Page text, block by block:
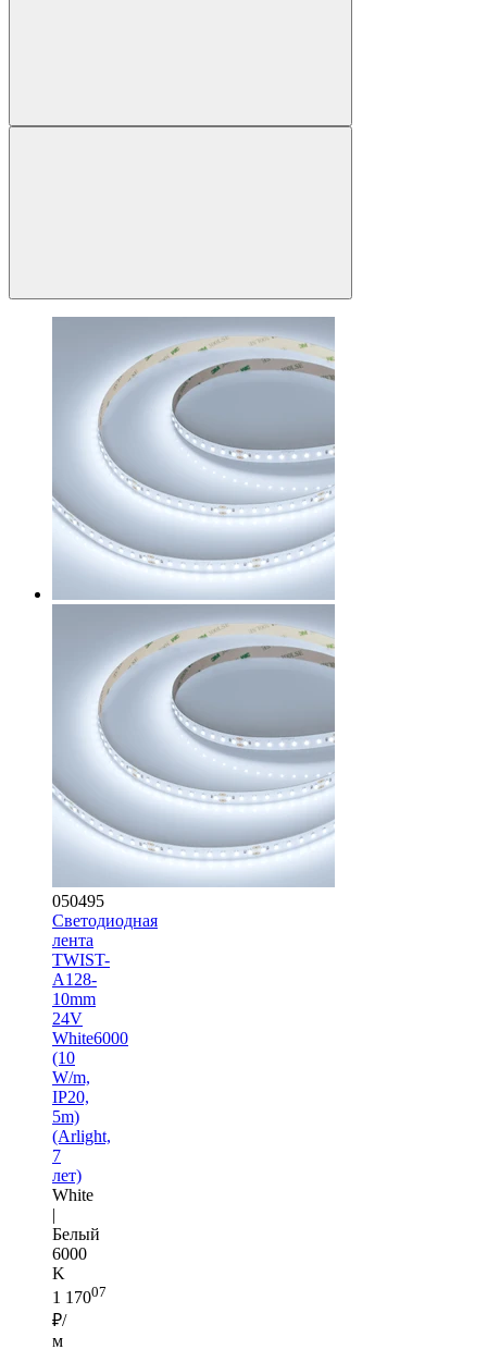
050495
Светодиодная
лента
TWIST-
A128-
10mm
24V
White6000
(10
W/m,
IP20,
5m)
(Arlight,
7
лет)
White
|
Белый
6000
K
1 17007
₽/
м